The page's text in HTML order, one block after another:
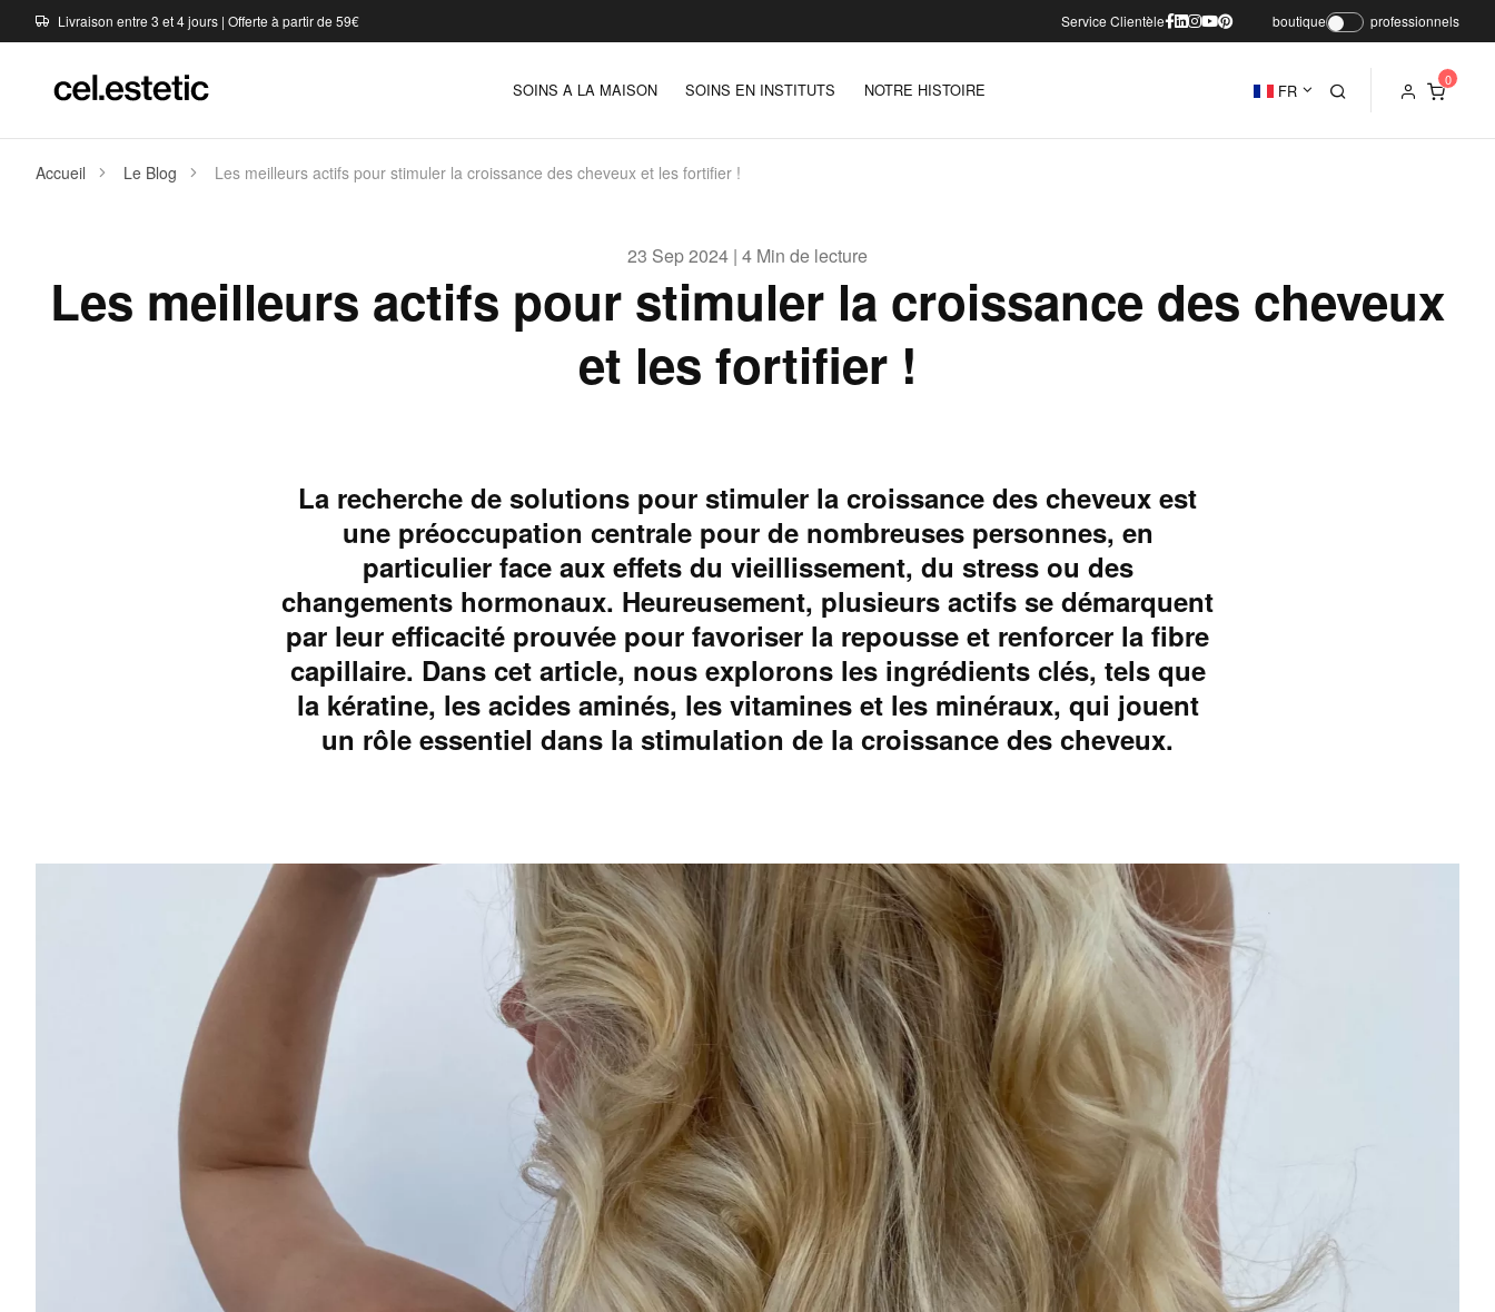
Livraison entre 3 et 4 jours | Offerte à partir de 59€ Service Clientèle boutique professionnels
SOINS A LA MAISON SOINS EN INSTITUTS NOTRE HISTOIRE FR
Accueil Le Blog Les meilleurs actifs pour stimuler la croissance des cheveux et les fortifier !
23 Sep 2024 | 4 Min de lecture
Les meilleurs actifs pour stimuler la croissance des cheveux
et les fortifier !
La recherche de solutions pour stimuler la croissance des cheveux est
une préoccupation centrale pour de nombreuses personnes, en
particulier face aux effets du vieillissement, du stress ou des
changements hormonaux. Heureusement, plusieurs actifs se démarquent
par leur efficacité prouvée pour favoriser la repousse et renforcer la fibre
capillaire. Dans cet article, nous explorons les ingrédients clés, tels que
la kératine, les acides aminés, les vitamines et les minéraux, qui jouent
un rôle essentiel dans la stimulation de la croissance des cheveux.